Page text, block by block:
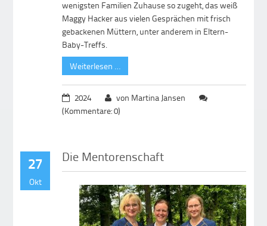
wenigsten Familien Zuhause so zugeht, das weiß
Maggy Hacker aus vielen Gesprächen mit frisch
gebackenen Müttern, unter anderem in Eltern-
Baby-Treffs.
Weiterlesen …
2024
von Martina Jansen
(Kommentare: 0)
27
Okt
Die Mentorenschaft